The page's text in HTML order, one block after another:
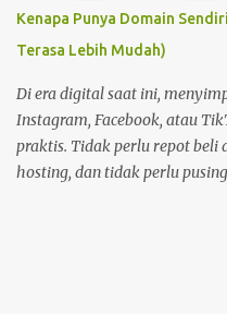
Kenapa Punya Domain
Terasa Lebih Mudah)
Di era digital saat ini,
Instagram, Facebook, atau
praktis. Tidak perlu repot
hosting, dan tidak perlu